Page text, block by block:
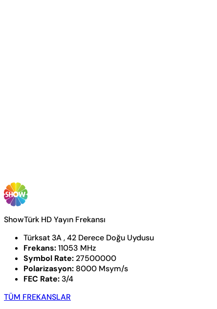
ShowTürk HD Yayın Frekansı
Türksat 3A , 42 Derece Doğu Uydusu
Frekans:11053 MHz
Symbol Rate: 27500000
Polarizasyon: 8000 Msym/s
FEC Rate: 3/4
TÜM FREKANSLAR